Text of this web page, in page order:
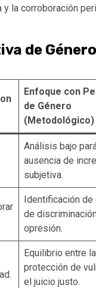
la corroboración
de
Enfoque con
de Género
(Metodológico)
Análisis bajo
ausencia de
subjetiva.
Identificación de
de
opresión.
Equilibrio entre la
protección de
el juicio justo.